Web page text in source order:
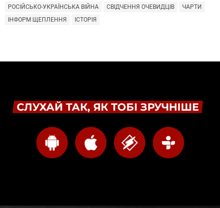
РОСІЙСЬКО-УКРАЇНСЬКА ВІЙНА
СВІДЧЕННЯ ОЧЕВИДЦІВ
ЧАРТИ
ІНФОРМ ЩЕПЛЕННЯ
ІСТОРІЯ
СЛУХАЙ ТАК, ЯК ТОБІ ЗРУЧНІШЕ